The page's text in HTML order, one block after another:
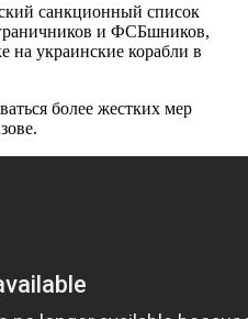
санкционный список
и ФСБшников,
на украинские корабли в
более жестких мер